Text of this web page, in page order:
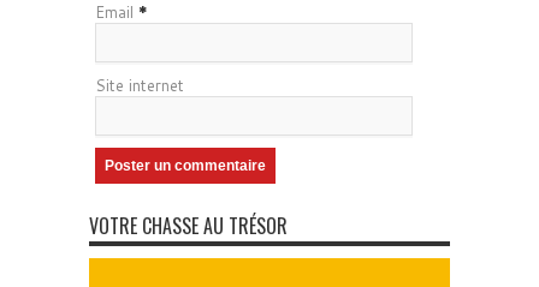
Email *
Site internet
VOTRE CHASSE AU TRÉSOR